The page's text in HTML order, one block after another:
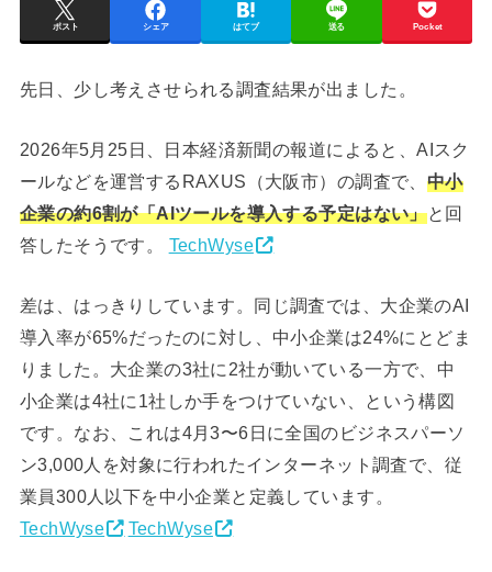
ポスト シェア はてブ 送る Pocket
先日、少し考えさせられる調査結果が出ました。
2026年5月25日、日本経済新聞の報道によると、AIスク
ールなどを運営するRAXUS（大阪市）の調査で、 中小
企業の約6割が「AIツールを導入する予定はない」と回
答したそうです。 TechWyse
差は、はっきりしています。同じ調査では、大企業のAI
導入率が65%だったのに対し、中小企業は24%にとどま
りました。大企業の3社に2社が動いている一方で、中
小企業は4社に1社しか手をつけていない、という構図
です。なお、これは4月3〜6日に全国のビジネスパーソ
ン3,000人を対象に行われたインターネット調査で、従
業員300人以下を中小企業と定義しています。
TechWyse
TechWyse